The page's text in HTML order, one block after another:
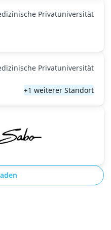
Privatuniversität
Privatuniversität
+1 weiterer Standort